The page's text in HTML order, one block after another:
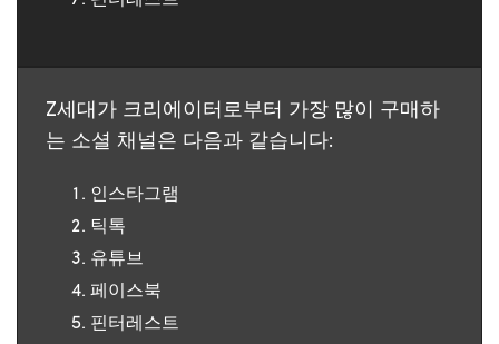
Z세대가 크리에이터로부터 가장 많이
구매하
는 소셜 채널은 다음과 같습니다:
인스타그램
틱톡
유튜브
페이스북
핀터레스트